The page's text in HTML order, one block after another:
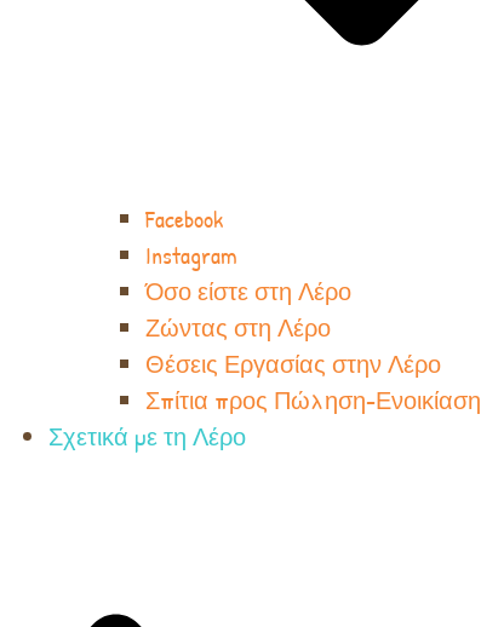
Facebook
Instagram
Όσο είστε στη Λέρο
Ζώντας στη Λέρο
Θέσεις Εργασίας στην Λέρο
Σπίτια προς Πώληση-Ενοικίαση
Σχετικά με τη Λέρο